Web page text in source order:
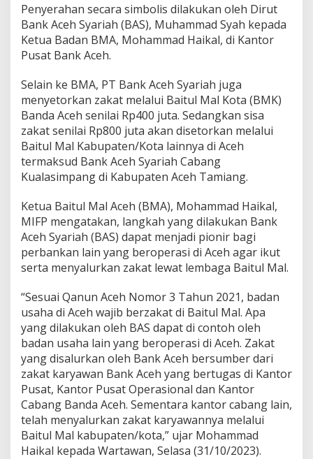
Penyerahan secara simbolis dilakukan oleh Dirut
Bank Aceh Syariah (BAS), Muhammad Syah kepada
Ketua Badan BMA, Mohammad Haikal, di Kantor
Pusat Bank Aceh.
Selain ke BMA, PT Bank Aceh Syariah juga
menyetorkan zakat melalui Baitul Mal Kota (BMK)
Banda Aceh senilai Rp400 juta. Sedangkan sisa
zakat senilai Rp800 juta akan disetorkan melalui
Baitul Mal Kabupaten/Kota lainnya di Aceh
termaksud Bank Aceh Syariah Cabang
Kualasimpang di Kabupaten Aceh Tamiang.
Ketua Baitul Mal Aceh (BMA), Mohammad Haikal,
MIFP mengatakan, langkah yang dilakukan Bank
Aceh Syariah (BAS) dapat menjadi pionir bagi
perbankan lain yang beroperasi di Aceh agar ikut
serta menyalurkan zakat lewat lembaga Baitul Mal.
“Sesuai Qanun Aceh Nomor 3 Tahun 2021, badan
usaha di Aceh wajib berzakat di Baitul Mal. Apa
yang dilakukan oleh BAS dapat di contoh oleh
badan usaha lain yang beroperasi di Aceh. Zakat
yang disalurkan oleh Bank Aceh bersumber dari
zakat karyawan Bank Aceh yang bertugas di Kantor
Pusat, Kantor Pusat Operasional dan Kantor
Cabang Banda Aceh. Sementara kantor cabang lain,
telah menyalurkan zakat karyawannya melalui
Baitul Mal kabupaten/kota,” ujar Mohammad
Haikal kepada Wartawan, Selasa (31/10/2023).